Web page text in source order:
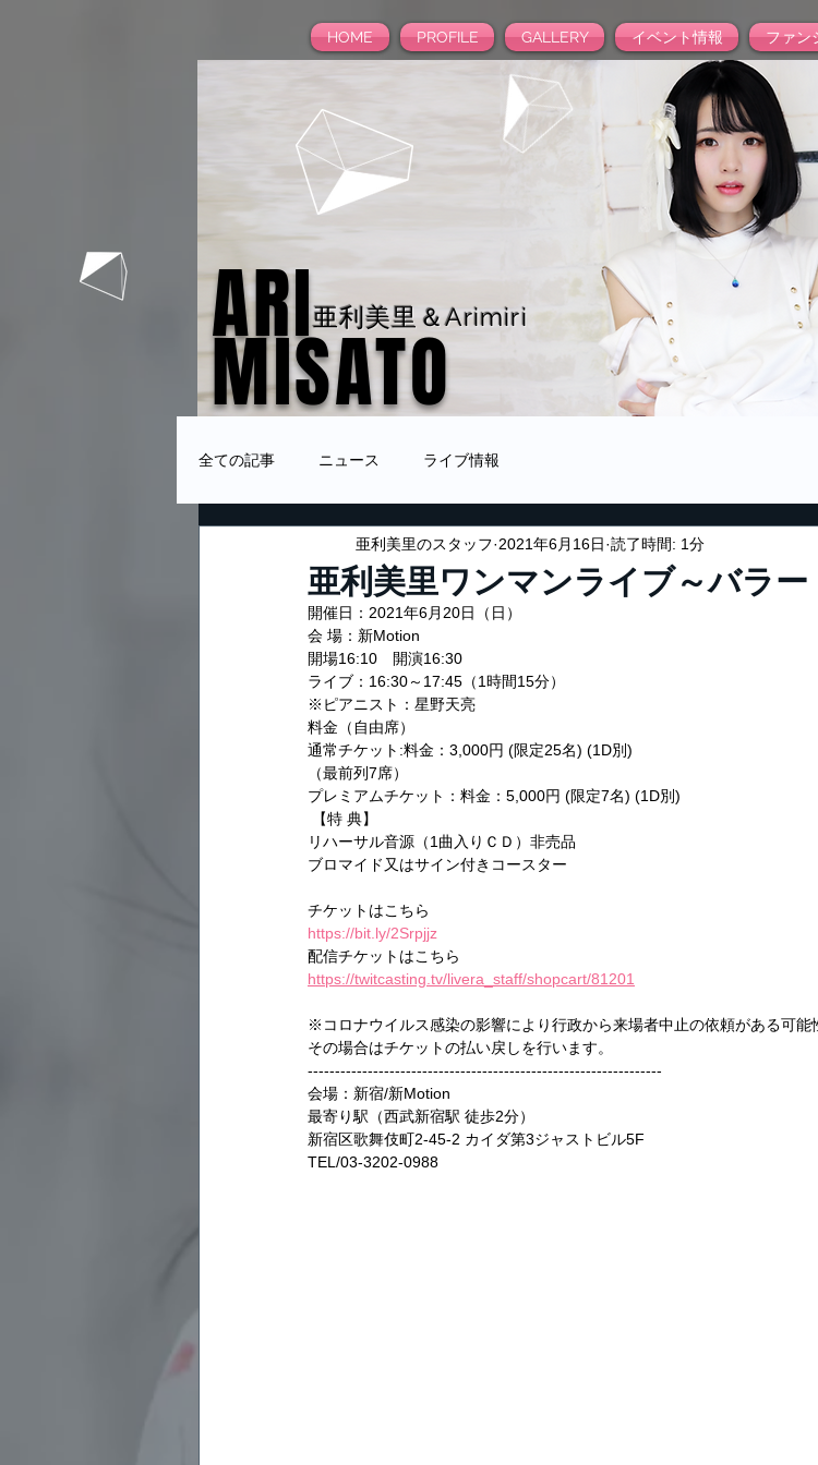
HOME PROFILE GALLERY イベント情報 ファン
ARI
MISATO
亜利美里＆Arimiri
全ての記事 ニュース ライブ情報
亜利美里ワンマンライブ～バラー
亜利美里のスタッフ 2021年6月16日 読了時間: 1分
開催日：2021年6月20日（日）
会 場：新Motion
開場16:10　開演16:30
ライブ：16:30～17:45（1時間15分）
※ピアニスト：星野天亮
料金（自由席）
通常チケット:料金：3,000円 (限定25名) (1D別)
（最前列7席）
プレミアムチケット：料金：5,000円 (限定7名) (1D別)
【特 典】
リハーサル音源（1曲入りＣＤ）非売品
ブロマイド又はサイン付きコースター
チケットはこちら
https://bit.ly/2Srpjjz
配信チケットはこちら
https://twitcasting.tv/livera_staff/shopcart/81201
※コロナウイルス感染の影響により行政から来場者中止の依頼がある可能
その場合はチケットの払い戻しを行います。
-----------------------------------------------------------------
会場：新宿/新Motion
最寄り駅（西武新宿駅 徒歩2分）
新宿区歌舞伎町2-45-2 カイダ第3ジャストビル5F
TEL/03-3202-0988